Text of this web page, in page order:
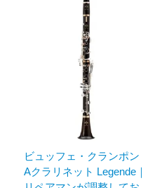
ビュッフェ・クランポン
Aクラリネット Legende｜